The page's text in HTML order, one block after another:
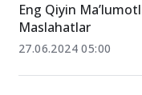
Eng Qiyin
Maslahatlar
27.06.2024 05:00